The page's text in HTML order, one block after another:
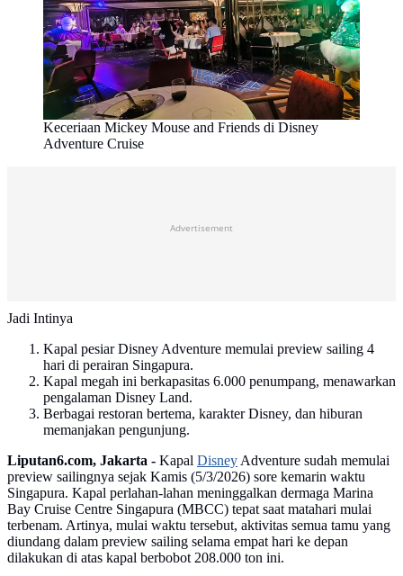
Keceriaan Mickey Mouse and Friends di Disney
Adventure Cruise
Advertisement
Jadi Intinya
Kapal pesiar Disney Adventure memulai preview sailing 4
hari di perairan Singapura.
Kapal megah ini berkapasitas 6.000 penumpang, menawarkan
pengalaman Disney Land.
Berbagai restoran bertema, karakter Disney, dan hiburan
memanjakan pengunjung.
Liputan6.com, Jakarta - Kapal DisneyAdventure sudah memulai
preview sailingnya sejak Kamis (5/3/2026) sore kemarin waktu
Singapura. Kapal perlahan-lahan meninggalkan dermaga Marina
Bay Cruise Centre Singapura (MBCC) tepat saat matahari mulai
terbenam. Artinya, mulai waktu tersebut, aktivitas semua tamu yang
diundang dalam preview sailing selama empat hari ke depan
dilakukan di atas kapal berbobot 208.000 ton ini.